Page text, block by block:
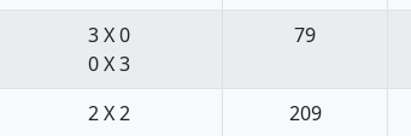
3 X 0
0 X 3
79
2 X 2 209